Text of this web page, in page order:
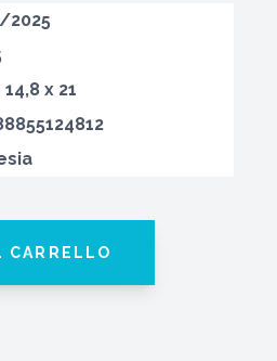
2025
x 21
CARRELLO